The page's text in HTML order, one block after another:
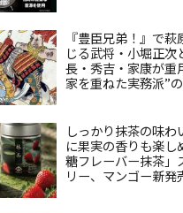
『豊臣兄弟！』で萩
じる武将・小堀正次
長・秀吉・家康が重
家を重ねた実務派”
しっかり抹茶の味わ
に果実の香りも楽し
糖フレーバー抹茶」
リー、マンゴー新発